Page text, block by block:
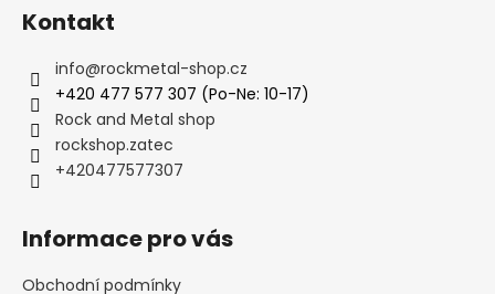
Kontakt
info@rockmetal-shop.cz
+420 477 577 307 (Po-Ne: 10-17)
Rock and Metal shop
rockshop.zatec
+420477577307
Informace pro vás
Obchodní podmínky